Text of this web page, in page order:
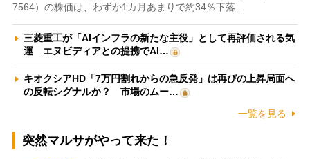
7564）の株価は、わずか1カ月あまりで約34％下落…
三菱重工が「AIインフラの新たな主役」として再評価される気
運 エヌビディアとの提携でAI…
キオクシアHD「7万円割れからの急反発」は再びの上昇局面へ
の反転シグナルか？ 市場のムー…
一覧を見る
突然マルサがやって来た！